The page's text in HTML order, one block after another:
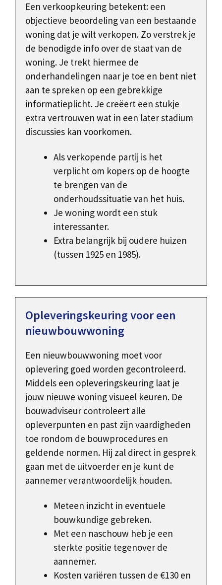
Een verkoopkeuring betekent: een
objectieve beoordeling van een bestaande
woning dat je wilt verkopen. Zo verstrek je
de benodigde info over de staat van de
woning. Je trekt hiermee de
onderhandelingen naar je toe en bent niet
aan te spreken op een gebrekkige
informatieplicht. Je creëert een stukje
extra vertrouwen wat in een later stadium
discussies kan voorkomen.
Als verkopende partij is het
verplicht om kopers op de hoogte
te brengen van de
onderhoudssituatie van het huis.
Je woning wordt een stuk
interessanter.
Extra belangrijk bij oudere huizen
(tussen 1925 en 1985).
Opleveringskeuring voor een
nieuwbouwwoning
Een nieuwbouwwoning moet voor
oplevering goed worden gecontroleerd.
Middels een opleveringskeuring laat je
jouw nieuwe woning visueel keuren. De
bouwadviseur controleert alle
opleverpunten en past zijn vaardigheden
toe rondom de bouwprocedures en
geldende normen. Hij zal direct in gesprek
gaan met de uitvoerder en je kunt de
aannemer verantwoordelijk houden.
Meteen inzicht in eventuele
bouwkundige gebreken.
Met een naschouw heb je een
sterkte positie tegenover de
aannemer.
Kosten variëren tussen de €130 en